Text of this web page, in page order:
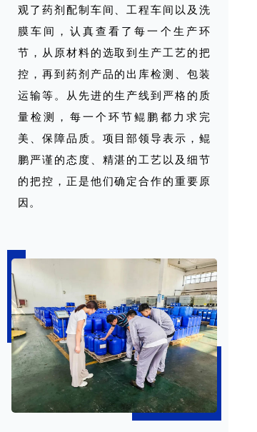
观了药剂配制车间、工程车间以及洗
膜车间，认真查看了每一个生产环
节，从原材料的选取到生产工艺的把
控，再到药剂产品的出库检测、包装
运输等。从先进的生产线到严格的质
量检测，每一个环节鲲鹏都力求完
美、保障品质。项目部领导表示，鲲
鹏严谨的态度、精湛的工艺以及细节
的把控，正是他们确定合作的重要原
因。